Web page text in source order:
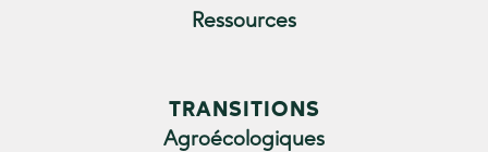
Ressources
TRANSITIONS
Agroécologiques